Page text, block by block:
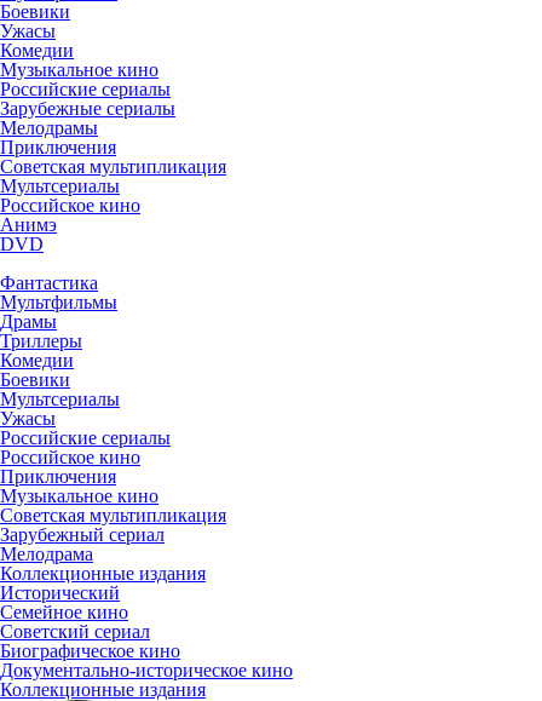
Боевики
Ужасы
Комедии
Музыкальное кино
Российские сериалы
Зарубежные сериалы
Мелодрамы
Приключения
Советская мультипликация
Мультсериалы
Российское кино
Анимэ
DVD
Фантастика
Мультфильмы
Драмы
Триллеры
Комедии
Боевики
Мультсериалы
Ужасы
Российские сериалы
Российское кино
Приключения
Музыкальное кино
Советская мультипликация
Зарубежный сериал
Мелодрама
Коллекционные издания
Исторический
Семейное кино
Советский сериал
Биографическое кино
Документально-историческое кино
Коллекционные издания